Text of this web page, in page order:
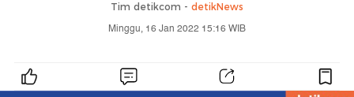
Tim detikcom - detikNews
Minggu, 16 Jan 2022 15:16 WIB